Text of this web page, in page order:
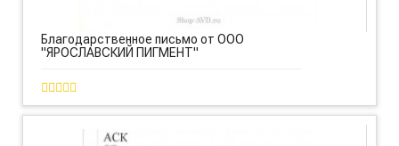
Благодарственное письмо от ООО
"ЯРОСЛАВСКИЙ ПИГМЕНТ"